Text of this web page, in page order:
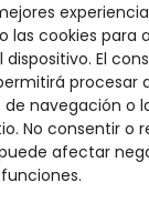
las cookies para
El
procesar
navegación o
No consentir o
afectar
Diego